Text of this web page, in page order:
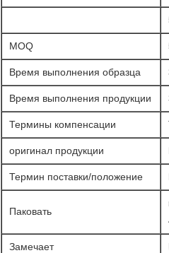
MOQ
Время выполнения образца
Время выполнения продукции
Термины компенсации
оригинал продукции
Термин поставки/положение
Паковать
Замечает